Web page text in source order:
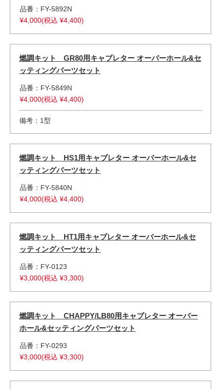
品番：FY-5892N
¥4,000(税込 ¥4,400)
燃調キット GR80用キャブレター オーバーホール&セ
ッティングパーツセット
品番：FY-5849N
¥4,000(税込 ¥4,400)
備考：1型
燃調キット HS1用キャブレター オーバーホール&セ
ッティングパーツセット
品番：FY-5840N
¥4,000(税込 ¥4,400)
燃調キット HT1用キャブレター オーバーホール&セ
ッティングパーツセット
品番：FY-0123
¥3,000(税込 ¥3,300)
燃調キット CHAPPY/LB80用キャブレター オーバー
ホール&セッティングパーツセット
品番：FY-0293
¥3,000(税込 ¥3,300)